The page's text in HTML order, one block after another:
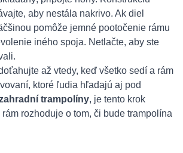
aby nestála nakrivo. Ak diel
pomôže jemné pootočenie rámu
iného spoja. Netlačte, aby ste
až vtedy, keď všetko sedí a rám
ktoré ľudia hľadajú aj pod
trampolíny, je tento krok
rozhoduje o tom, či bude trampolína